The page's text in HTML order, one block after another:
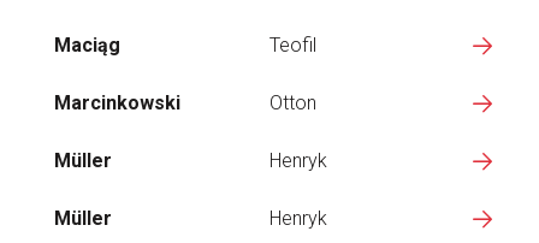
Maciąg Teofil
Marcinkowski Otton
Müller Henryk
Müller Henryk